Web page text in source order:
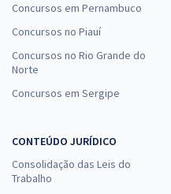
Concursos em Pernambuco
Concursos no Piauí
Concursos no Rio Grande do
Norte
Concursos em Sergipe
CONTEÚDO JURÍDICO
Consolidação das Leis do
Trabalho